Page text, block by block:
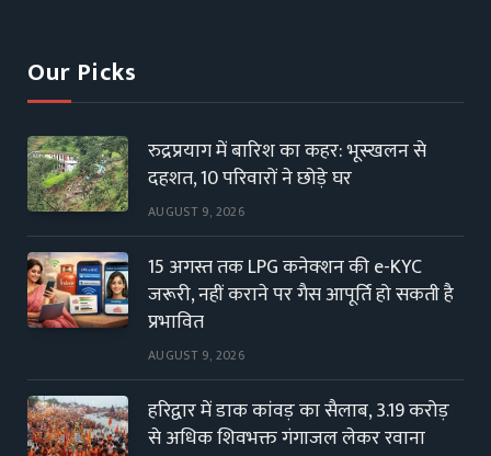
Our Picks
रुद्रप्रयाग में बारिश का कहर: भूस्खलन से
दहशत, 10 परिवारों ने छोड़े घर
AUGUST 9, 2026
15 अगस्त तक LPG कनेक्शन की e-KYC
जरूरी, नहीं कराने पर गैस आपूर्ति हो सकती है
प्रभावित
AUGUST 9, 2026
हरिद्वार में डाक कांवड़ का सैलाब, 3.19 करोड़
से अधिक शिवभक्त गंगाजल लेकर रवाना